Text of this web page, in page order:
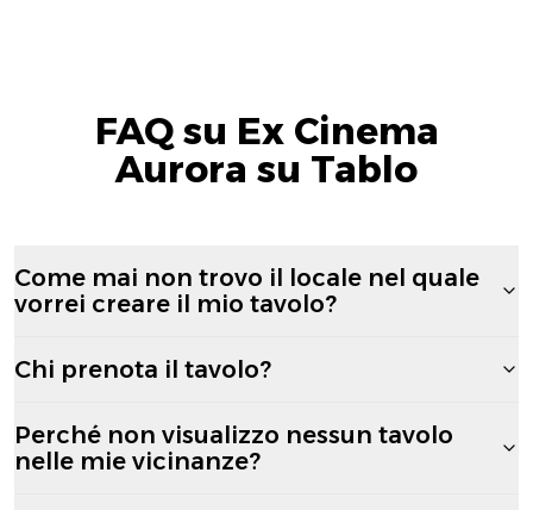
FAQ su Ex Cinema
Aurora su Tablo
Come mai non trovo il locale nel quale
vorrei creare il mio tavolo?
Chi prenota il tavolo?
Perché non visualizzo nessun tavolo
nelle mie vicinanze?